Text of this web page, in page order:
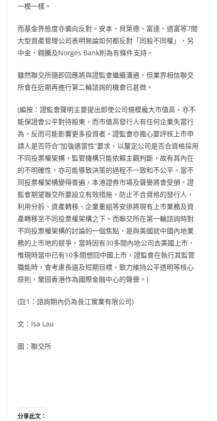
一模一樣。
而基金界態度亦偏向反對。安本、貝萊德、富達、道富等7間
大型資產管理公司表明無論如何都反對「同股不同權」，另
中金、翱騰及Norges Bank則為有條件支持。
雖然聯交所隨即回應將與證監會繼續溝通，但業界相信聯交
所會在近期再進行第二輪諮詢的機會已甚微。
(編按：證監會聲明主要提出即使公司規模龐大市值高，亦不
能保證會公平對待股東，而市值高發行人有任何企業失當行
為，反而可能影響更多投資者。證監會亦擔心要評核上市申
請人是否符合“加強適當性”要求，以釐定公司是否合資格採用
不同投票權架構，監管機構只能依賴主觀判斷，故有其內在
的不明確性，亦可能導致決策的過程不一致和不公平。當不
同投票權架構變得普遍，本港證券市場及聲譽將會受損。證
監會期望聯交所要設立有效措施，防止不合資格的發行人，
利用分拆、資產轉移、企業重組等安排將現有上市業務及資
產轉移至不同投票權架構之下。而聯交所在第一輪諮詢時對
不同投票權架構的討論的一個焦點，是與美國就中國內地業
務的上市地的競爭，當時因有30多間內地公司去美國上市，
惟現時當中已有10多間想回中國上市，證監會在執行其監管
職能時，會考慮長遠及短期目標，致力維持公平透明等核心
原則，鞏固香港作為國際金融中心的聲譽。)
(註1：諮詢期內仍為長江實業有限公司)
文：Isa Lau
圖：聯交所
分享此文：